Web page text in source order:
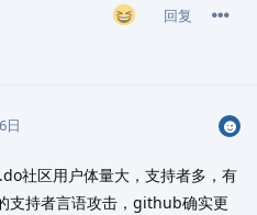
回复
日
社区用户体量大，支持者多，有
支持者言语攻击，github确实更